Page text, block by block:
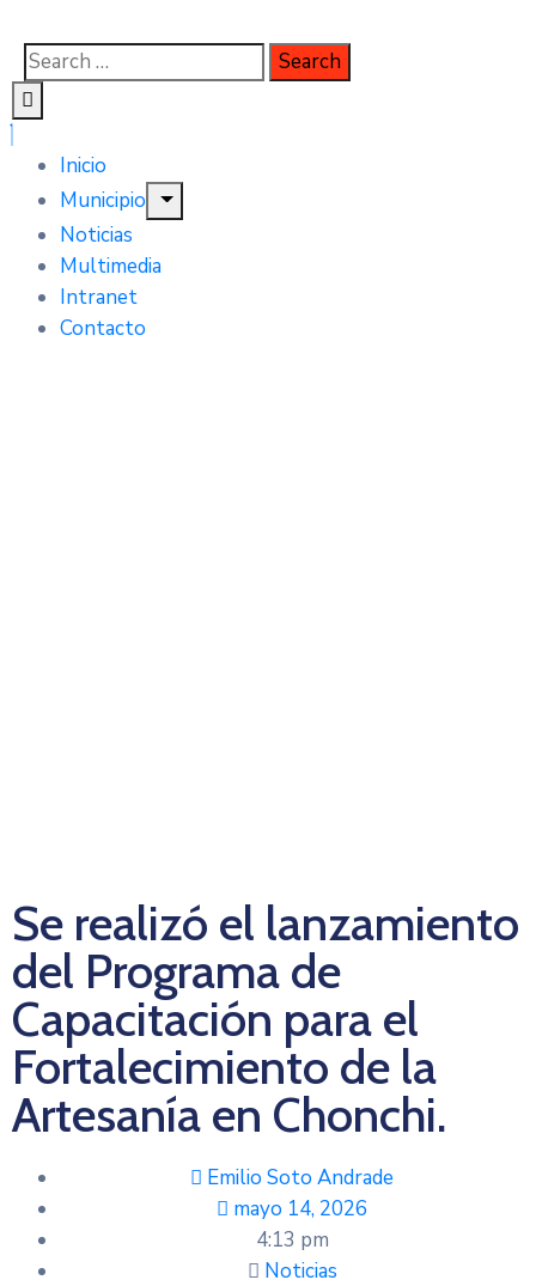
Inicio
Municipio
Noticias
Multimedia
Intranet
Contacto
Se realizó el lanzamiento
del Programa de
Capacitación para el
Fortalecimiento de la
Artesanía en Chonchi.
Emilio Soto Andrade
mayo 14, 2026
4:13 pm
Noticias